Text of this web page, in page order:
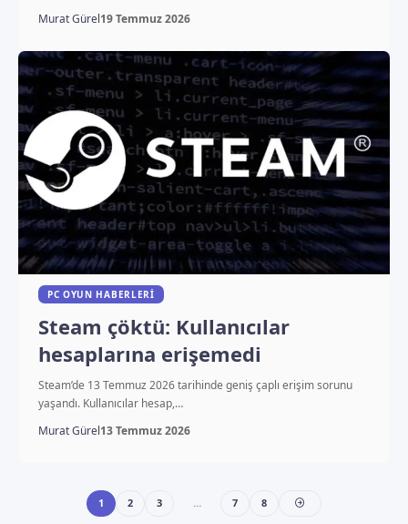
Murat Gürel19 Temmuz 2026
PC OYUN HABERLERI
Steam çöktü: Kullanıcılar
hesaplarına erişemedi
Steam’de 13 Temmuz 2026 tarihinde geniş çaplı erişim sorunu
yaşandı. Kullanıcılar hesap,…
Murat Gürel13 Temmuz 2026
1 2 3 … 7 8